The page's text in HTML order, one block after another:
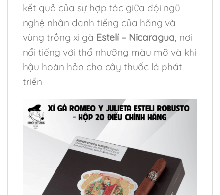
kết quả của sự hợp tác giữa đội ngũ
nghệ nhân danh tiếng của hãng và
vùng trồng xì gà Estelí – Nicaragua, nơi
nổi tiếng với thổ nhưỡng màu mỡ và khí
hậu hoàn hảo cho cây thuốc lá phát
triển